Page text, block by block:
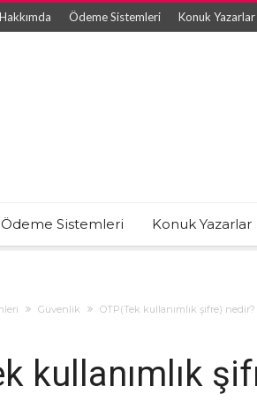
Hakkımda Ödeme Sistemleri Konuk Yazarlar
Ödeme Sistemleri Konuk Yazarlar
Güvenlik OTP(Tek kullanımlık şifre) nedir?
kullanımlık